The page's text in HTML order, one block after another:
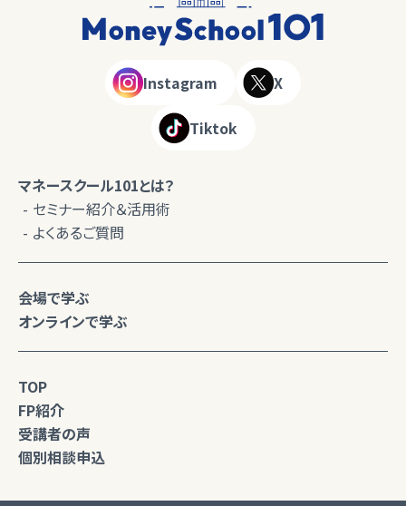
Instagram X
Tiktok
マネースクール101とは？
セミナー紹介＆活用術
よくあるご質問
会場で学ぶ
オンラインで学ぶ
TOP
FP紹介
受講者の声
個別相談申込